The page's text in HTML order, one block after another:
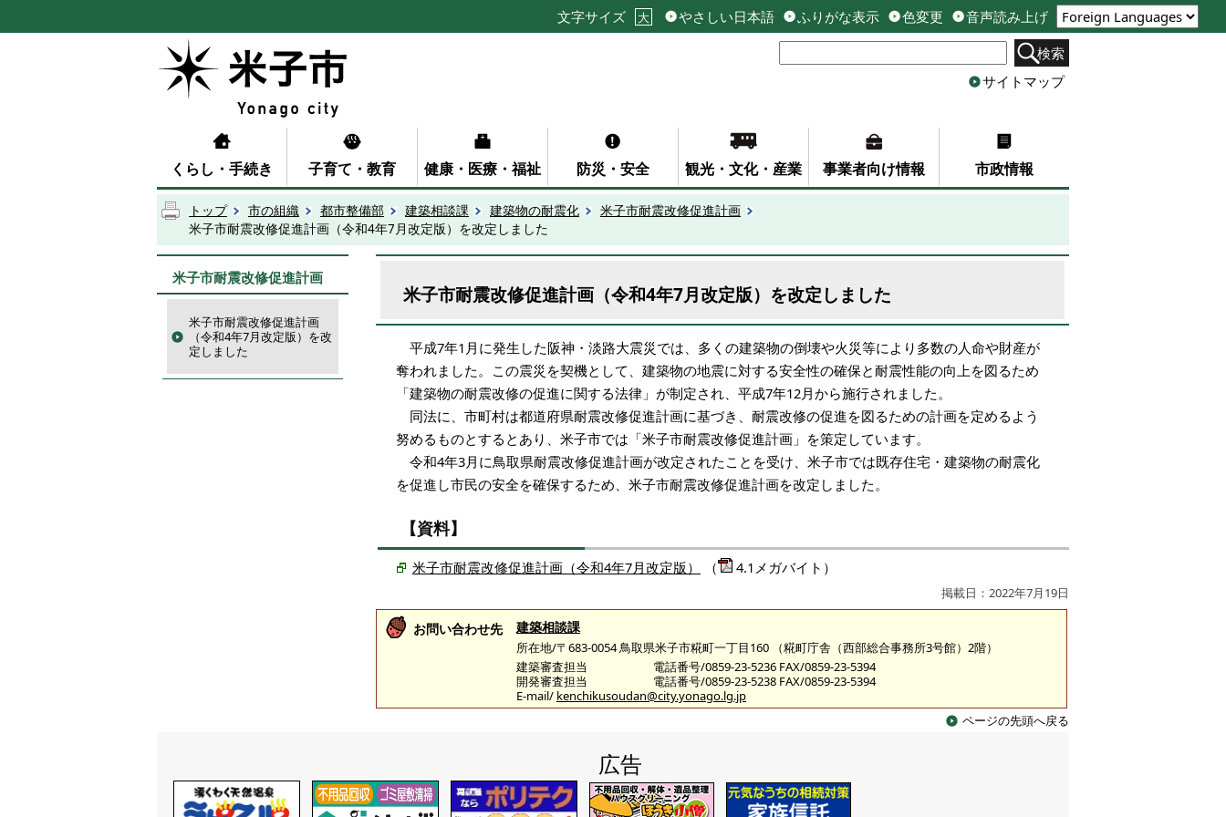
文字サイズ 大 やさしい日本語 ふりがな表示 色変更
音声読み上げ
検索
サイトマップ
くらし・手続き 子育て・教育 健康・医療・福祉 防災・安全 観光・文化・産業 事業者向け情報 市政情報
トップ 市の組織 都市整備部 建築相談課 建築物の耐震化
米子市耐震改修促進計画
米子市耐震改修促進計画（令和4年7月改定版）を改定しました
米子市耐震改修促進計画
米子市耐震改修促進計画
（令和4年7月改定版）を改
定しました
米子市耐震改修促進計画（令和4年7月改定版）を改定しました
平成7年1月に発生した阪神・淡路大震災では、多くの建築物の倒壊や火災等により多数の人命や財産が
奪われました。この震災を契機として、建築物の地震に対する安全性の確保と耐震性能の向上を図るため
「建築物の耐震改修の促進に関する法律」が制定され、平成7年12月から施行されました。
同法に、市町村は都道府県耐震改修促進計画に基づき、耐震改修の促進を図るための計画を定めるよう
努めるものとするとあり、米子市では「米子市耐震改修促進計画」を策定しています。
令和4年3月に鳥取県耐震改修促進計画が改定されたことを受け、米子市では既存住宅・建築物の耐震化
を促進し市民の安全を確保するため、米子市耐震改修促進計画を改定しました。
【資料】
米子市耐震改修促進計画（令和4年7月改定版） （ 4.1メガバイト）
掲載日：2022年7月19日
お問い合わせ先 建築相談課
所在地/〒683-0054 鳥取県米子市糀町一丁目160 （糀町庁舎（西部総合事務所3号館）2階）
建築審査担当
電話番号/0859-23-5236 FAX/0859-23-5394
開発審査担当
電話番号/0859-23-5238 FAX/0859-23-5394
E-mail/ kenchikusoudan@city.yonago.lg.jp
ページの先頭へ戻る
広告